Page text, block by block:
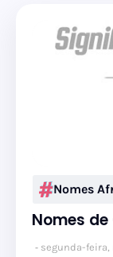
Nomes
Nomes
segunda-feira,